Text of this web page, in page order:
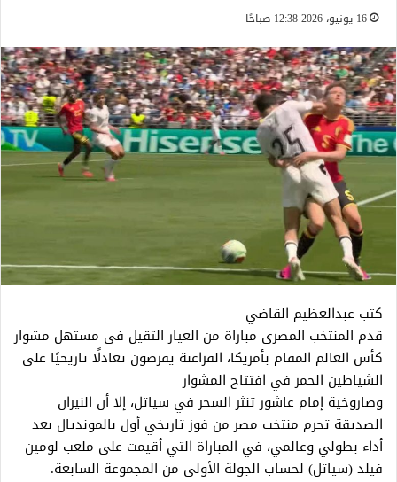
16 يونيو، 2026 12:38 صباحًا
كتب عبدالعظيم القاضي
قدم المنتخب المصري مباراة من العيار الثقيل في مستهل مشوار
كأس العالم المقام بأمريكا، الفراعنة يفرضون تعادلًا تاريخيًا على
الشياطين الحمر في افتتاح المشوار
​وصاروخية إمام عاشور تنثر السحر في سياتل، إلا أن ​النيران
الصديقة تحرم منتخب مصر من فوز تاريخي أول بالمونديال بعد
أداء بطولي وعالمي، في المباراة التي أقيمت على ملعب لومين
فيلد (سياتل) لحساب الجولة الأولى من المجموعة السابعة.